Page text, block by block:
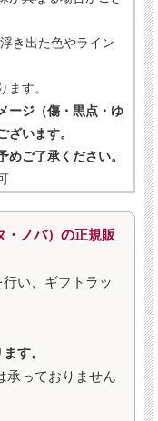
き出た色やライン
ます。
ージ（傷・黒点・ゆ
ざいます。
ご了承ください。
・ノバ）の正規販
い、ギフトラッ
す。
承っておりません